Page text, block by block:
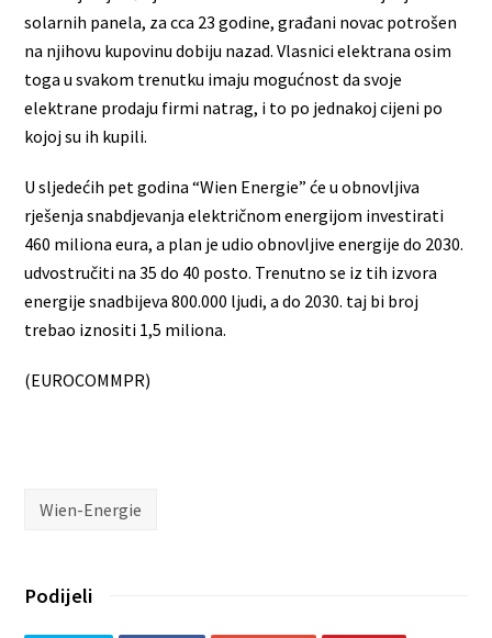
solarnih panela, za cca 23 godine, građani novac potrošen
na njihovu kupovinu dobiju nazad. Vlasnici elektrana osim
toga u svakom trenutku imaju mogućnost da svoje
elektrane prodaju firmi natrag, i to po jednakoj cijeni po
kojoj su ih kupili.
U sljedećih pet godina “Wien Energie” će u obnovljiva
rješenja snabdjevanja električnom energijom investirati
460 miliona eura, a plan je udio obnovljive energije do 2030.
udvostručiti na 35 do 40 posto. Trenutno se iz tih izvora
energije snadbijeva 800.000 ljudi, a do 2030. taj bi broj
trebao iznositi 1,5 miliona.
(EUROCOMMPR)
Wien-Energie
Podijeli